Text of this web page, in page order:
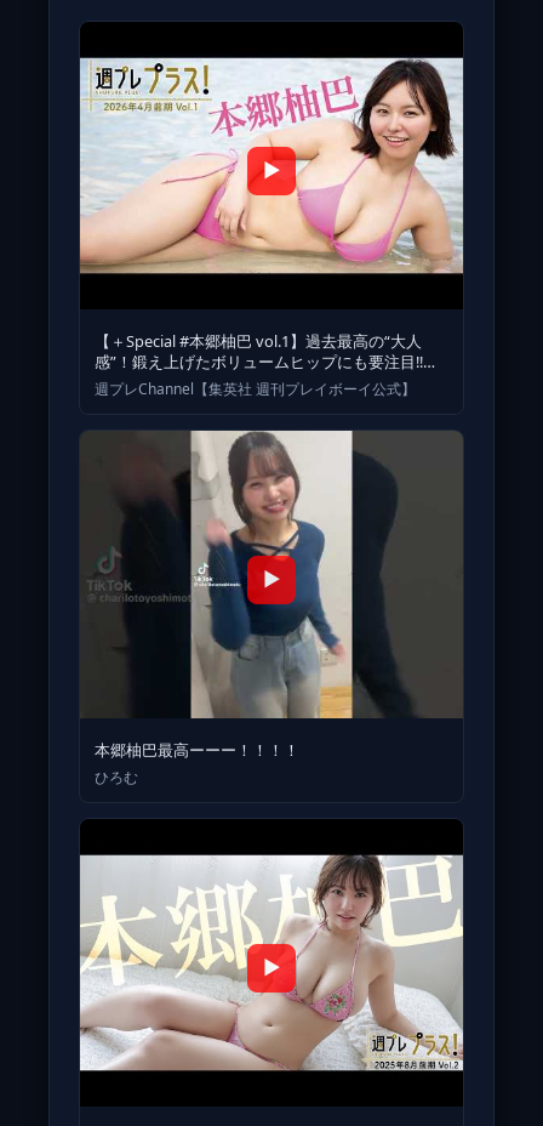
▶
【＋Special #本郷柚巴 vol.1】過去最高の“大人
感”！鍛え上げたボリュームヒップにも要注目!!＜
2026年4
週プレChannel【集英社 週刊プレイボーイ公式】
▶
本郷柚巴最高ーーー！！！！
ひろむ
▶